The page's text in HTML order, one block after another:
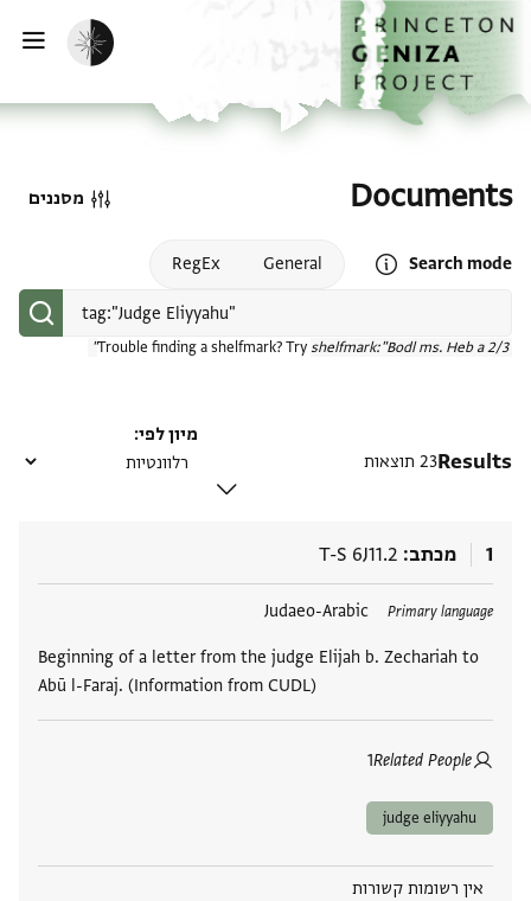
דילוג לתוכן
דף הבית
הפעלת מצב כהה
Documents
Search mode
Open search mode help
General
RegEx
Trouble finding a shelfmark? Try shelfmark:"Bodl ms. Heb a 2/3"
מסננים
Results23 תוצאות
מיון לפי
1 מכתב T-S 6J11.2
Primary language
Judaeo-Arabic
Beginning of a letter from the judge Elijah b. Zechariah to
Abū l-Faraj. (Information from CUDL)
Related People
1
תגים
judge eliyyahu
אין רשומות קשורות